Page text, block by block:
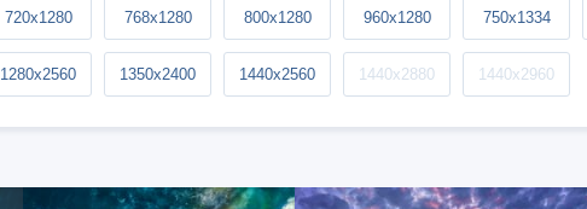
720x1280 768x1280 800x1280 960x1280 750x1334
1280x2560 1350x2400 1440x2560 1440x2880 1440x2960